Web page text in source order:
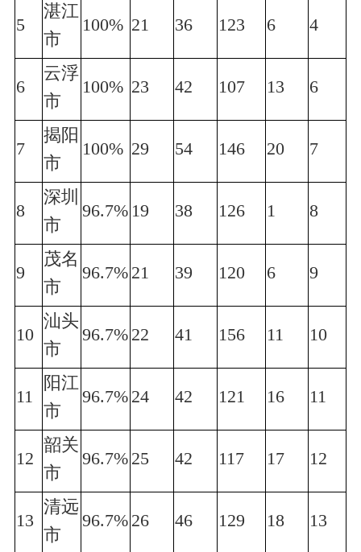
5
湛江
市
100% 21 36 123 6 4
6
云浮
市
100% 23 42 107 13 6
7
揭阳
市
100% 29 54 146 20 7
8
深圳
市
96.7% 19 38 126 1 8
9
茂名
市
96.7% 21 39 120 6 9
10
汕头
市
96.7% 22 41 156 11 10
11
阳江
市
96.7% 24 42 121 16 11
12
韶关
市
96.7% 25 42 117 17 12
13
清远
市
96.7% 26 46 129 18 13